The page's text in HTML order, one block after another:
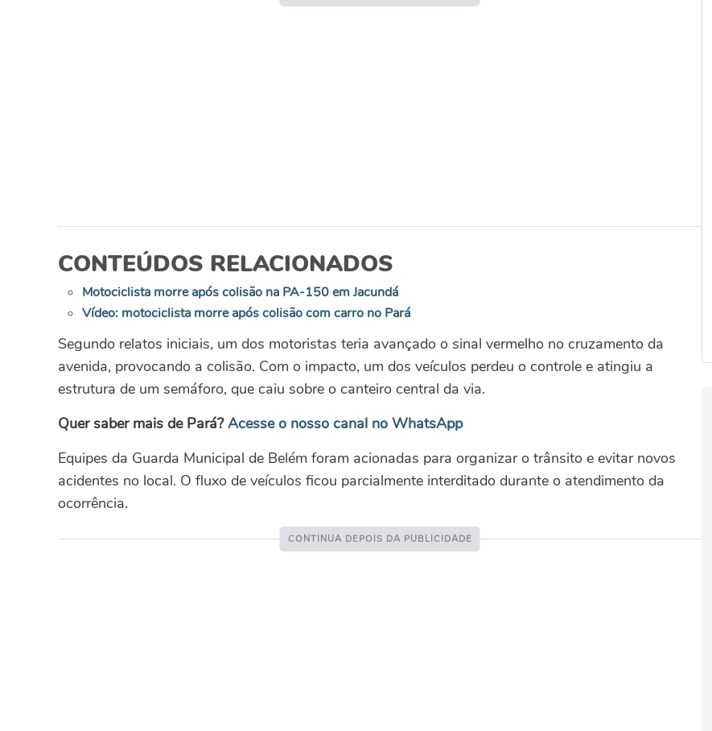
CONTEÚDOS RELACIONADOS
Motociclista morre após colisão na PA-150 em Jacundá
Vídeo: motociclista morre após colisão com carro no Pará
Segundo relatos iniciais, um dos motoristas teria avançado o sinal vermelho no cruzamento da
avenida, provocando a colisão. Com o impacto, um dos veículos perdeu o controle e atingiu a
estrutura de um semáforo, que caiu sobre o canteiro central da via.
Quer saber mais de Pará?Acesse o nosso canal no WhatsApp
Equipes da Guarda Municipal de Belém foram acionadas para organizar o trânsito e evitar novos
acidentes no local. O fluxo de veículos ficou parcialmente interditado durante o atendimento da
ocorrência.